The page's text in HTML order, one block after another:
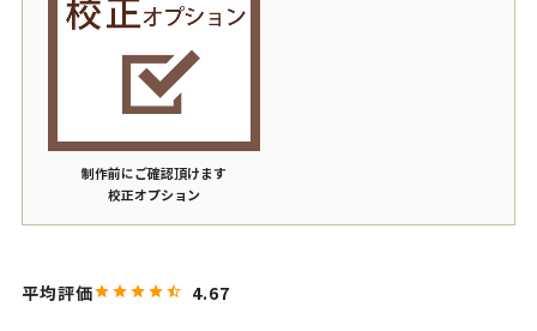
制作前にご確認頂けます
校正オプション
4.67